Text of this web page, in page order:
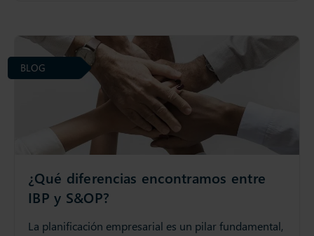
¿Qué diferencias encontramos entre
IBP y S&OP?
La planificación empresarial es un pilar fundamental,
BLOG